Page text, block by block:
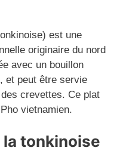
est une
originaire du nord
avec un bouillon
et peut être servie
crevettes. Ce plat
vietnamien.
la tonkinoise